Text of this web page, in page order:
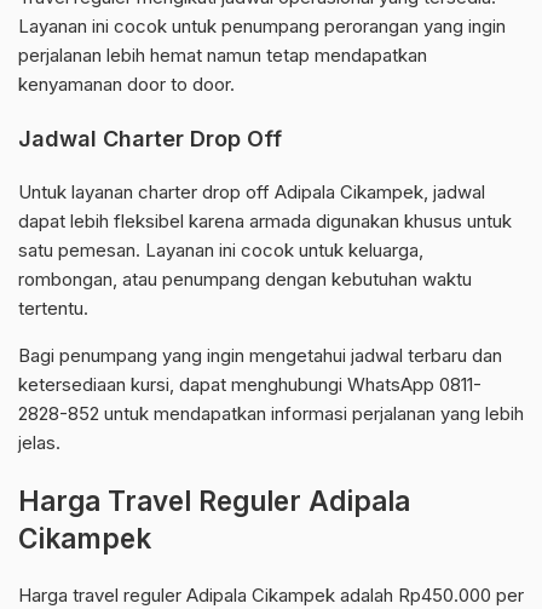
Layanan ini cocok untuk penumpang perorangan yang ingin
perjalanan lebih hemat namun tetap mendapatkan
kenyamanan door to door.
Jadwal Charter Drop Off
Untuk layanan charter drop off Adipala Cikampek, jadwal
dapat lebih fleksibel karena armada digunakan khusus untuk
satu pemesan. Layanan ini cocok untuk keluarga,
rombongan, atau penumpang dengan kebutuhan waktu
tertentu.
Bagi penumpang yang ingin mengetahui jadwal terbaru dan
ketersediaan kursi, dapat menghubungi WhatsApp 0811-
2828-852 untuk mendapatkan informasi perjalanan yang lebih
jelas.
Harga Travel Reguler Adipala
Cikampek
Harga travel reguler Adipala Cikampek adalah Rp450.000 per